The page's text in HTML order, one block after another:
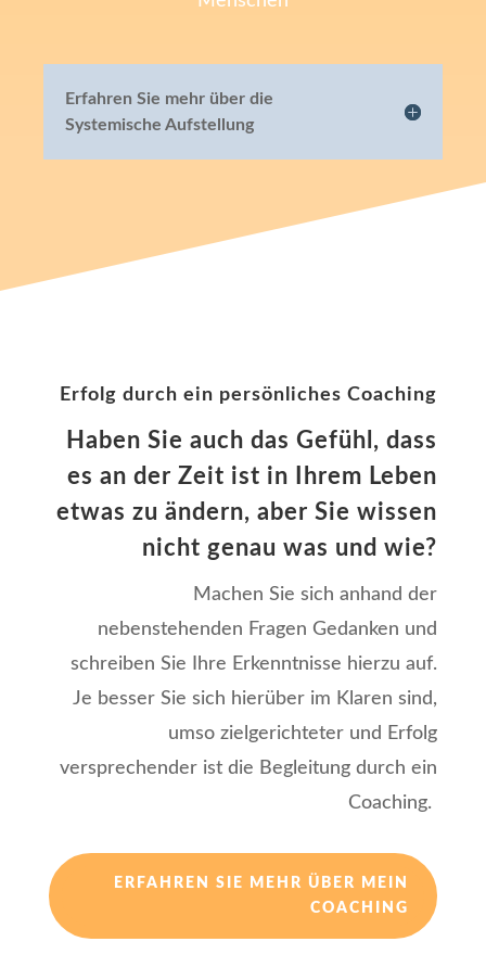
Erfahren Sie mehr über die
Systemische Aufstellung
Erfolg durch ein persönliches Coaching
Haben Sie auch das Gefühl, dass
es an der Zeit ist in Ihrem Leben
etwas zu ändern, aber Sie wissen
nicht genau was und wie?
Machen Sie sich anhand der
nebenstehenden Fragen Gedanken und
schreiben Sie Ihre Erkenntnisse hierzu auf.
Je besser Sie sich hierüber im Klaren sind,
umso zielgerichteter und Erfolg
versprechender ist die Begleitung durch ein
Coaching.
ERFAHREN SIE MEHR ÜBER MEIN
COACHING